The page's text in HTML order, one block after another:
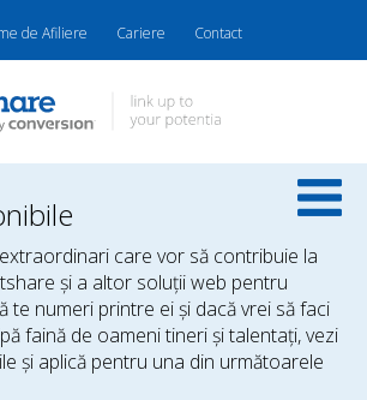
de Afiliere Cariere Contact
care vor să contribuie la
şi a altor soluţii web pentru
te numeri printre ei şi dacă vrei să faci
faină de oameni tineri şi talentaţi, vezi
şi aplică pentru una din următoarele